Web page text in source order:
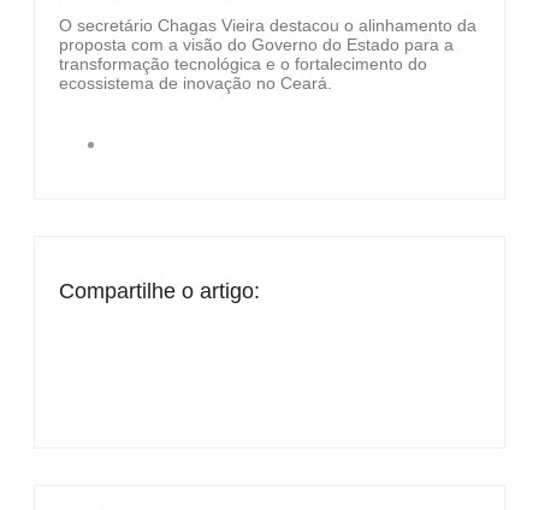
O secretário Chagas Vieira destacou o alinhamento da
proposta com a visão do Governo do Estado para a
transformação tecnológica e o fortalecimento do
ecossistema de inovação no Ceará.
Compartilhe o artigo: